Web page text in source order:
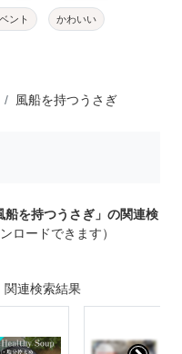
ント かわいい
風船を持つうさぎ
を持つうさぎ」の関連検
ロードできます）
関連検索結果